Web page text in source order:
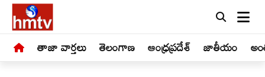
తాజా వార్తలు తెలంగాణ ఆంధ్రప్రదేశ్ జాతీయం